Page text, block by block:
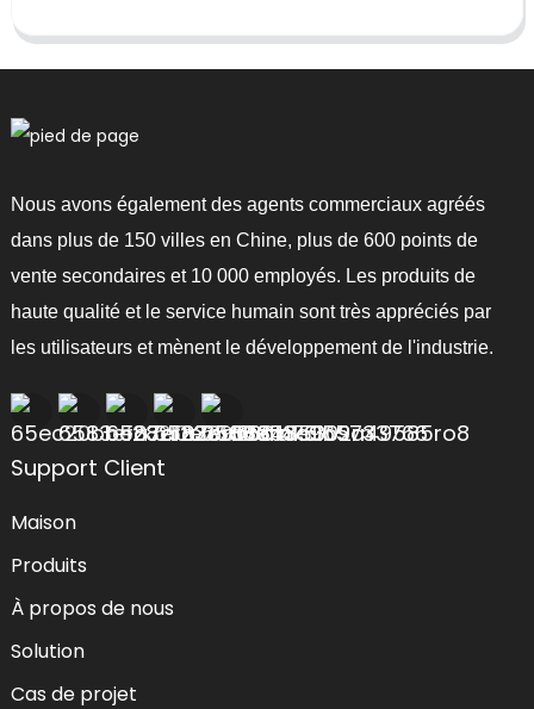
Nous avons également des agents commerciaux agréés
dans plus de 150 villes en Chine, plus de 600 points de
vente secondaires et 10 000 employés. Les produits de
haute qualité et le service humain sont très appréciés par
les utilisateurs et mènent le développement de l'industrie.
Support Client
Maison
Produits
À propos de nous
Solution
Cas de projet